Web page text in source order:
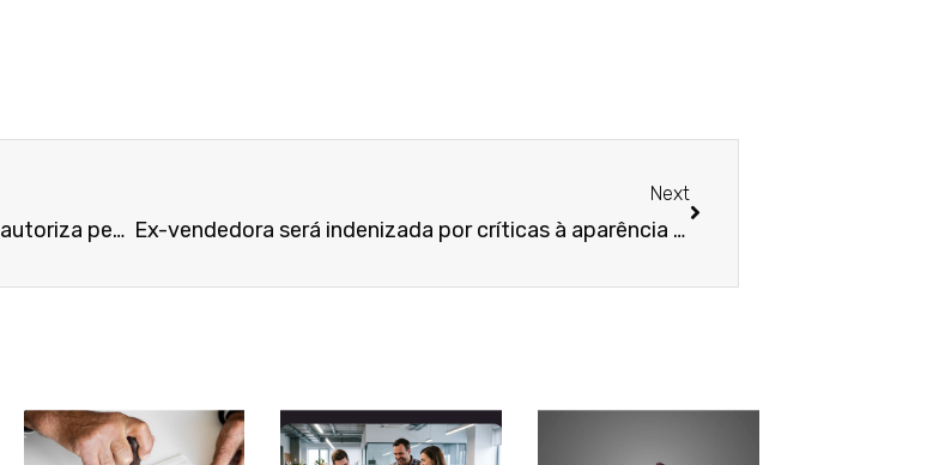
Casados em comunhão universal: TRT-MG autoriza penhora de bens do cônjuge para pagar dívida trabalhista
Next
Ex-vendedora será indenizada por críticas à aparência em loja de luxo em BH